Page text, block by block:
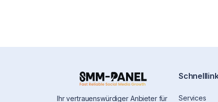
Ihr vertrauenswürdiger Anbieter für Services